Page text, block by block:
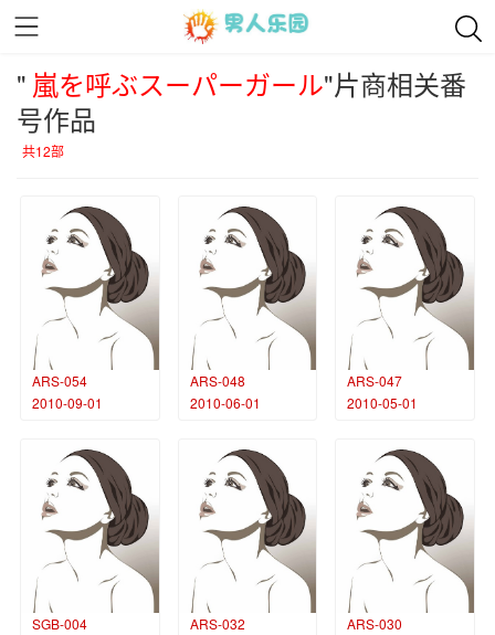
" 嵐を呼ぶスーパーガール"片商相关番
号作品
共12部
ARS-054
2010-09-01
ARS-048
2010-06-01
ARS-047
2010-05-01
SGB-004
ARS-032
ARS-030